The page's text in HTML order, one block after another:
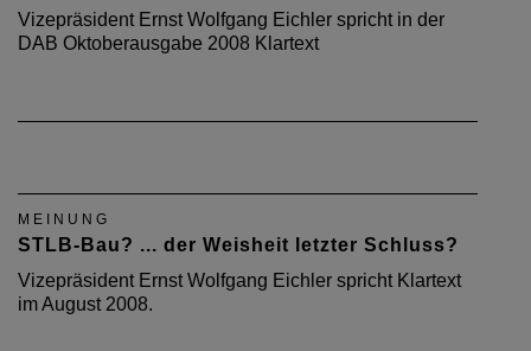
Vizepräsident Ernst Wolfgang Eichler spricht in der
DAB Oktoberausgabe 2008 Klartext
MEINUNG
STLB-Bau? ... der Weisheit letzter Schluss?
Vizepräsident Ernst Wolfgang Eichler spricht Klartext
im August 2008.